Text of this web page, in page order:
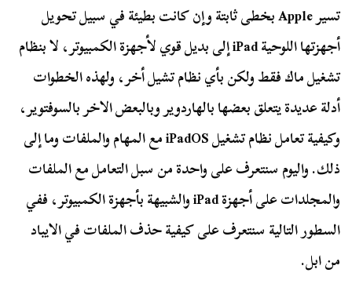
تسير Apple بخطى ثابتة وإن كانت بطيئة في سبيل تحويل
أجهزتها اللوحية iPad إلى بديل قوي لأجهزة الكمبيوتر، لا بنظام
تشغيل ماك فقط ولكن بأي نظام تشيل أخر، ولهذه الخطوات
أدلة عديدة يتعلق بعضها بالهاردوير وبالبعض الاخر بالسوفتوير،
وكيفية تعامل نظام تشغيل iPadOS مع المهام والملفات وما إلى
ذلك. واليوم سنتعرف على واحدة من سبل التعامل مع الملفات
والمجلدات على أجهزة iPad والشبيهة بأجهزة الكمبيوتر، ففي
السطور التالية سنتعرف على كيفية حذف الملفات في الايباد
من ابل.